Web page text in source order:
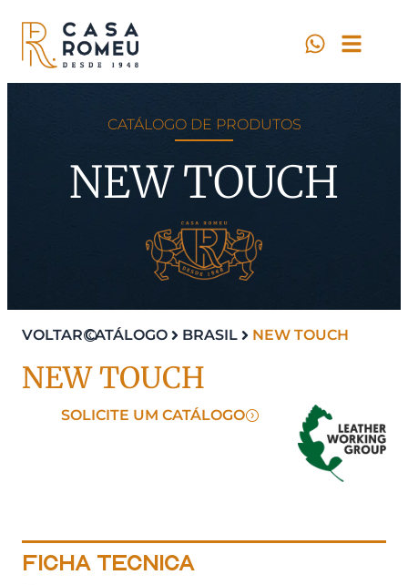
CATÁLOGO DE PRODUTOS
NEW TOUCH
VOLTARCATÁLOGO BRASIL NEW TOUCH
NEW TOUCH
SOLICITE UM CATÁLOGO
FICHA TECNICA